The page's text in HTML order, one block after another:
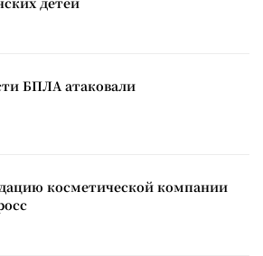
БПЛА атаковали
косметической компании